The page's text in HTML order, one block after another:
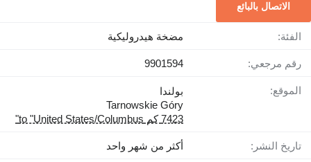
الاتصال بالبائع
الفئة: مضخة هيدروليكية
رقم مرجعي: 9901594
الموقع:
بولندا
Tarnowskie Góry
7423 كم to "United States/Columbus"
تاريخ النشر: أكثر من شهر واحد